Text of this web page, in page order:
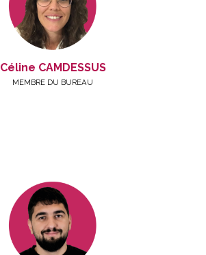
Céline CAMDESSUS
MEMBRE DU BUREAU